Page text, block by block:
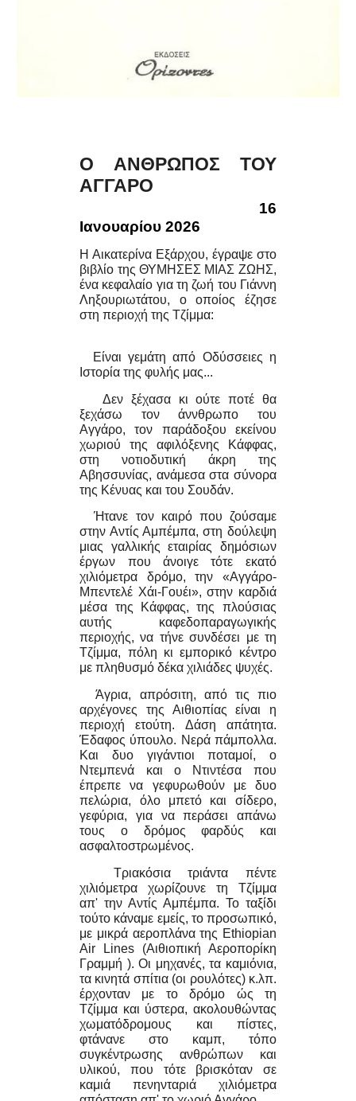
Ο ΑΝΘΡΩΠΟΣ ΤΟΥ
ΑΓΓΑΡΟ
16
Ιανουαρίου 2026
Η Αικατερίνα Εξάρχου, έγραψε στο
βιβλίο της ΘΥΜΗΣΕΣ ΜΙΑΣ ΖΩΗΣ,
ένα κεφαλαίο για τη ζωή του Γιάννη
Ληξουριωτάτου, ο οποίος έζησε
στη περιοχή της Τζίμμα:
Είναι γεμάτη από Οδύσσειες η
Ιστορία της φυλής μας...
Δεν ξέχασα κι ούτε ποτέ θα
ξεχάσω τον άννθρωπο του
Αγγάρο, τον παράδοξου εκείνου
χωριού της αφιλόξενης Κάφφας,
στη νοτιοδυτική άκρη της
Αβησσυνίας, ανάμεσα στα σύνορα
της Κένυας και του Σουδάν.
Ήτανε τον καιρό που ζούσαμε
στην Αντίς Αμπέμπα, στη δούλεψη
μιας γαλλικής εταιρίας δημόσιων
έργων που άνοιγε τότε εκατό
χιλιόμετρα δρόμο, την «Αγγάρο-
Μπεντελέ Χάι-Γουέι», στην καρδιά
μέσα της Κάφφας, της πλούσιας
αυτής καφεδοπαραγωγικής
περιοχής, να τήνε συνδέσει με τη
Τζίμμα, πόλη κι εμπορικό κέντρο
με πληθυσμό δέκα χιλιάδες ψυχές.
Άγρια, απρόσιτη, από τις πιο
αρχέγονες της Αιθιοπίας είναι η
περιοχή ετούτη. Δάση απάτητα.
Έδαφος ύπουλο. Νερά πάμπολλα.
Και δυο γιγάντιοι ποταμοί, ο
Ντεμπενά και ο Ντιντέσα που
έπρεπε να γεφυρωθούν με δυο
πελώρια, όλο μπετό και σίδερο,
γεφύρια, για να περάσει απάνω
τους ο δρόμος φαρδύς και
ασφαλτοστρωμένος.
Τριακόσια τριάντα πέντε
χιλιόμετρα χωρίζουνε τη Τζίμμα
απ' την Αντίς Αμπέμπα. Το ταξίδι
τούτο κάναμε εμείς, το προσωπικό,
με μικρά αεροπλάνα της Ethiopian
Air Lines (Αιθιοπική Αεροπορίκη
Γραμμή ). Οι μηχανές, τα καμιόνια,
τα κινητά σπίτια (οι ρουλότες) κ.λπ.
έρχονταν με το δρόμο ώς τη
Τζίμμα και ύστερα, ακολουθώντας
χωματόδρομους και πίστες,
φτάνανε στο καμπ, τόπο
συγκέντρωσης ανθρώπων και
υλικού, που τότε βρισκόταν σε
καμιά πενηνταριά χιλιόμετρα